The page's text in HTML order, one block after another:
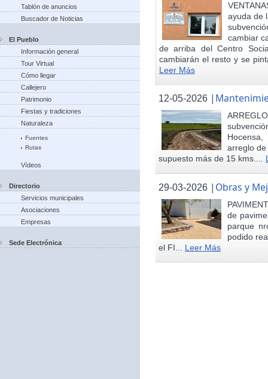
Tablón de anuncios
Buscador de Noticias
El Pueblo
Información general
Tour Virtual
Cómo llegar
Callejero
Patrimonio
Fiestas y tradiciones
Naturaleza
Fuentes
Rutas
Vídeos
Directorio
Servicios municipales
Asociaciones
Empresas
Sede Electrónica
ayuda de
cambiar
de arriba del Centro
cambiarán el resto y se
Leer Más
12-05-2026 |
arreglo
supuesto más de 15 kms....
29-03-2026 | Obras y
de
parque
podido
el FI... Leer Más